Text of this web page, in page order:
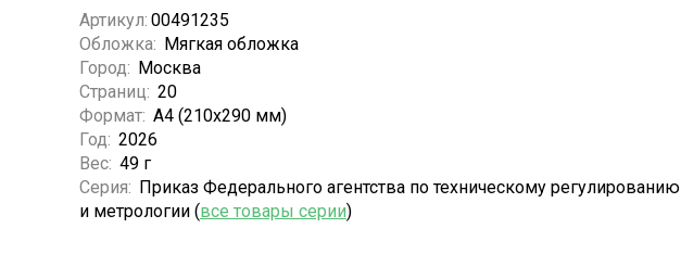
Артикул: 00491235
Обложка: Мягкая обложка
Город: Москва
Страниц: 20
Формат: А4 (210x290 мм)
Год: 2026
Вес: 49 г
Серия: Приказ Федерального агентства по техническому регулированию
и метрологии (все товары серии)